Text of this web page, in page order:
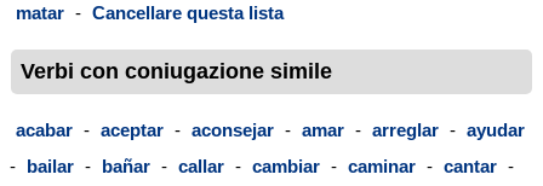
matar - Cancellare questa lista
Verbi con coniugazione simile
acabar - aceptar - aconsejar - amar - arreglar - ayudar
- bailar - bañar - callar - cambiar - caminar - cantar -